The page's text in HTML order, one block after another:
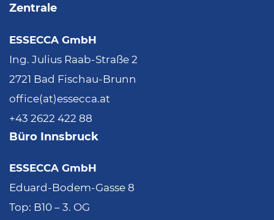
Zentrale
ESSECCA GmbH
Ing. Julius Raab-Straße 2
2721 Bad Fischau-Brunn
office(at)essecca.at
+43 2622 422 88
Büro Innsbruck
ESSECCA GmbH
Eduard-Bodem-Gasse 8
Top: B10 – 3. OG